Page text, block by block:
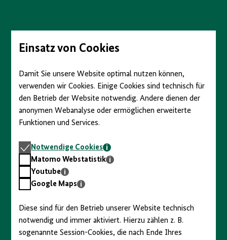
Seiteninhalt
springenEinsatz von Cookies
Damit Sie unsere Website optimal nutzen können,
verwenden wir Cookies. Einige Cookies sind technisch für
den Betrieb der Website notwendig. Andere dienen der
anonymen Webanalyse oder ermöglichen erweiterte
Funktionen und Services.
Notwendige
Cookies
Notwendige Cookies
Matomo
Webstatistik
Matomo Webstatistik
Youtube
Youtube
GoogleGoogle Maps
Diese sind für den Betrieb unserer Website technisch
notwendig und immer aktiviert. Hierzu zählen z. B.
sogenannte Session-Cookies, die nach Ende Ihres